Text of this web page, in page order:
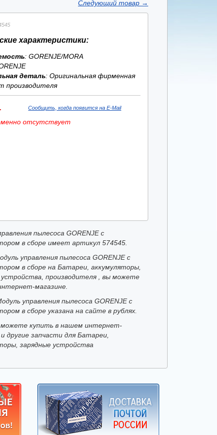
Следующий товар →
характеристики:
: GORENJE/MORA
деталь: Оригинальная фирменная
производителя
Сообщить, когда появится на E-Mail
отсутствует
пылесоса GORENJE с
в сборе имеет артикул 574545.
управления пылесоса GORENJE с
в сборе на Батареи, аккумуляторы,
устройства, производителя , вы можете
магазине.
управления пылесоса GORENJE с
в сборе указана на сайте в рублях.
купить в нашем интернет-
другие запчасти для Батареи,
зарядные устройства